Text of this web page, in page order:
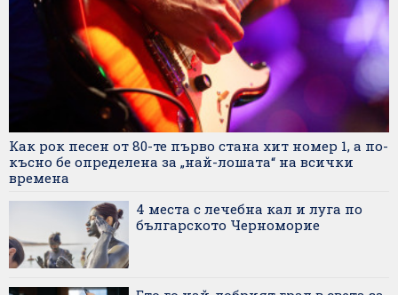
Как рок песен от 80-те първо стана хит номер 1, а по-
късно бе определена за „най-лошата“ на всички
времена
4 места с лечебна кал и луга по
българското Черноморие